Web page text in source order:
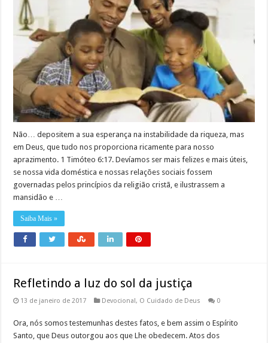
Não… depositem a sua esperança na instabilidade da riqueza, mas
em Deus, que tudo nos proporciona ricamente para nosso
aprazimento. 1 Timóteo 6:17. Devíamos ser mais felizes e mais úteis,
se nossa vida doméstica e nossas relações sociais fossem
governadas pelos princípios da religião cristã, e ilustrassem a
mansidão e …
Saiba Mais »
Refletindo a luz do sol da justiça
13 de janeiro de 2017 Devocional, O Cuidado de Deus 0
Ora, nós somos testemunhas destes fatos, e bem assim o Espírito
Santo, que Deus outorgou aos que Lhe obedecem. Atos dos